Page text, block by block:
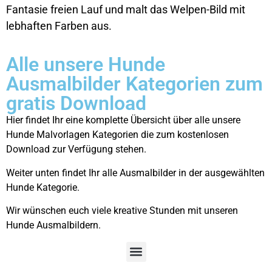
Fantasie freien Lauf und malt das Welpen-Bild mit
lebhaften Farben aus.
Alle unsere Hunde
Ausmalbilder Kategorien zum
gratis Download
Hier findet Ihr eine komplette Übersicht über alle unsere
Hunde Malvorlagen Kategorien die zum kostenlosen
Download zur Verfügung stehen.
Weiter unten findet Ihr alle Ausmalbilder in der ausgewählten
Hunde Kategorie.
Wir wünschen euch viele kreative Stunden mit unseren
Hunde Ausmalbildern.